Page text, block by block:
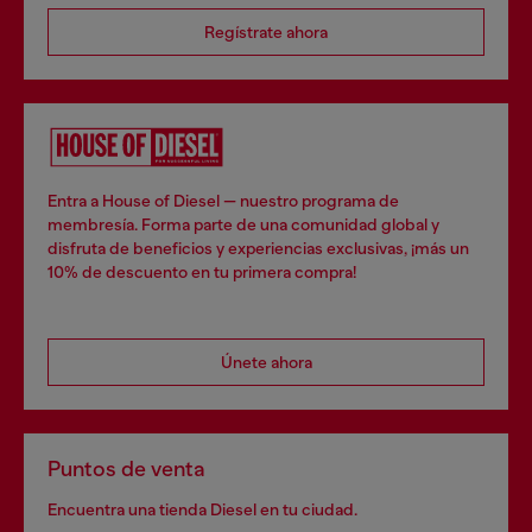
Regístrate ahora
Entra a House of Diesel — nuestro programa de
membresía. Forma parte de una comunidad global y
disfruta de beneficios y experiencias exclusivas, ¡más un
10% de descuento en tu primera compra!
Únete ahora
Puntos de venta
Encuentra una tienda Diesel en tu ciudad.